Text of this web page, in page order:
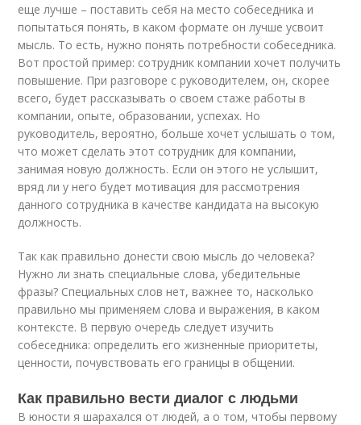
еще лучше – поставить себя на место собеседника и
попытаться понять, в каком формате он лучше усвоит
мысль. То есть, нужно понять потребности собеседника.
Вот простой пример: сотрудник компании хочет получить
повышение. При разговоре с руководителем, он, скорее
всего, будет рассказывать о своем стаже работы в
компании, опыте, образовании, успехах. Но
руководитель, вероятно, больше хочет услышать о том,
что может сделать этот сотрудник для компании,
занимая новую должность. Если он этого не услышит,
вряд ли у него будет мотивация для рассмотрения
данного сотрудника в качестве кандидата на высокую
должность.
Так как правильно донести свою мысль до человека?
Нужно ли знать специальные слова, убедительные
фразы? Специальных слов нет, важнее то, насколько
правильно мы применяем слова и выражения, в каком
контексте. В первую очередь следует изучить
собеседника: определить его жизненные приоритеты,
ценности, почувствовать его границы в общении.
Как правильно вести диалог с людьми
В юности я шарахался от людей, а о том, чтобы первому